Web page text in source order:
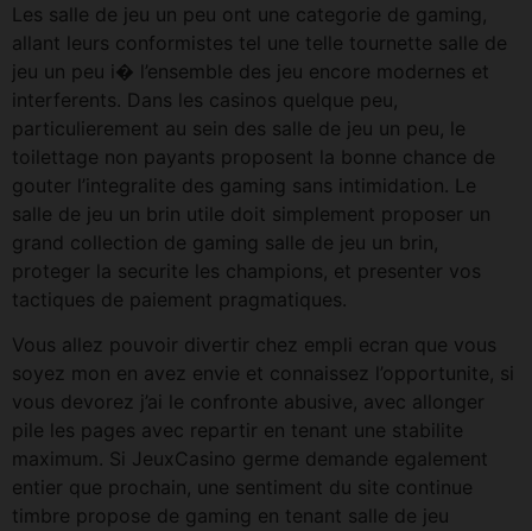
Les salle de jeu un peu ont une categorie de gaming,
allant leurs conformistes tel une telle tournette salle de
jeu un peu i� l’ensemble des jeu encore modernes et
interferents. Dans les casinos quelque peu,
particulierement au sein des salle de jeu un peu, le
toilettage non payants proposent la bonne chance de
gouter l’integralite des gaming sans intimidation. Le
salle de jeu un brin utile doit simplement proposer un
grand collection de gaming salle de jeu un brin,
proteger la securite les champions, et presenter vos
tactiques de paiement pragmatiques.
Vous allez pouvoir divertir chez empli ecran que vous
soyez mon en avez envie et connaissez l’opportunite, si
vous devorez j’ai le confronte abusive, avec allonger
pile les pages avec repartir en tenant une stabilite
maximum. Si JeuxCasino germe demande egalement
entier que prochain, une sentiment du site continue
timbre propose de gaming en tenant salle de jeu